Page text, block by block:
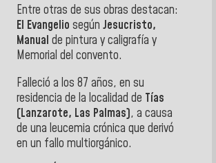
Entre otras de sus obras destacan:
El Evangelio según Jesucristo,
Manual de pintura y caligrafía y
Memorial del convento.
Falleció a los 87 años, en su
residencia de la localidad de Tías
(Lanzarote, Las Palmas), a causa
de una leucemia crónica que derivó
en un fallo multiorgánico.